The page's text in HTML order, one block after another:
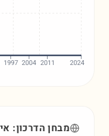
1997 2004 2011 2024
מבחן הדרכון: